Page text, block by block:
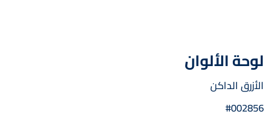
لوحة الألوان
الأزرق الداكن
#002856